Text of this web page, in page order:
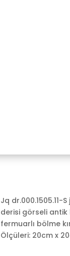
Jq dr.000.1505.11-
derisi görseli antik
fermuarlı bölme
Ölçüleri: 20cm x